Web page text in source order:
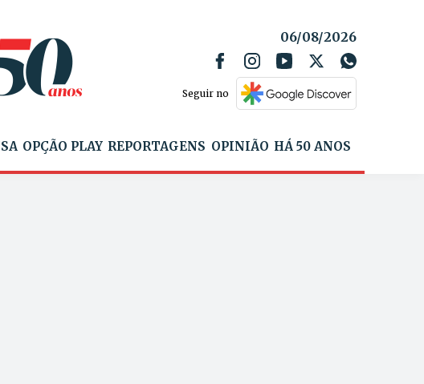
06/08/2026
Seguir no
OPÇÃO PLAY REPORTAGENS OPINIÃO HÁ 50 ANOS